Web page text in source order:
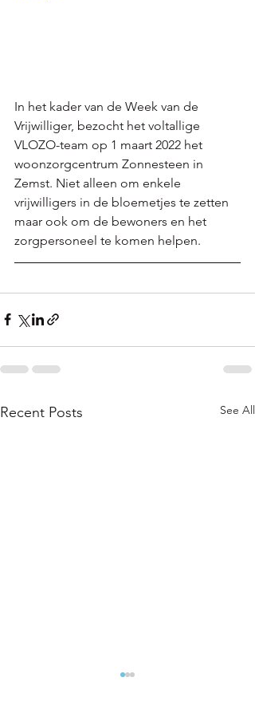
In het kader van de Week van de
Vrijwilliger, bezocht het voltallige
VLOZO-team op 1 maart 2022 het
woonzorgcentrum Zonnesteen in
Zemst. Niet alleen om enkele
vrijwilligers in de bloemetjes te zetten
maar ook om de bewoners en het
zorgpersoneel te komen helpen.
Recent Posts See All